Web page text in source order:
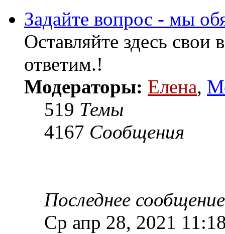
Задайте вопрос - мы
Оставляйте здесь
ответим.!
Модераторы: Елена,
519 Темы
4167 Сообщения
Последнее сообщение
Ср апр 28, 2021